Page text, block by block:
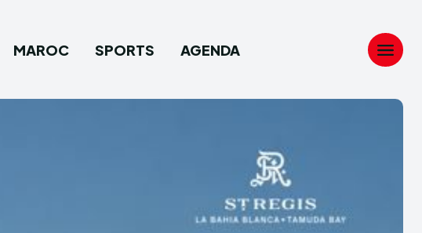
Type in... Search
Type in... Search
MAROC SPORTS AGENDA